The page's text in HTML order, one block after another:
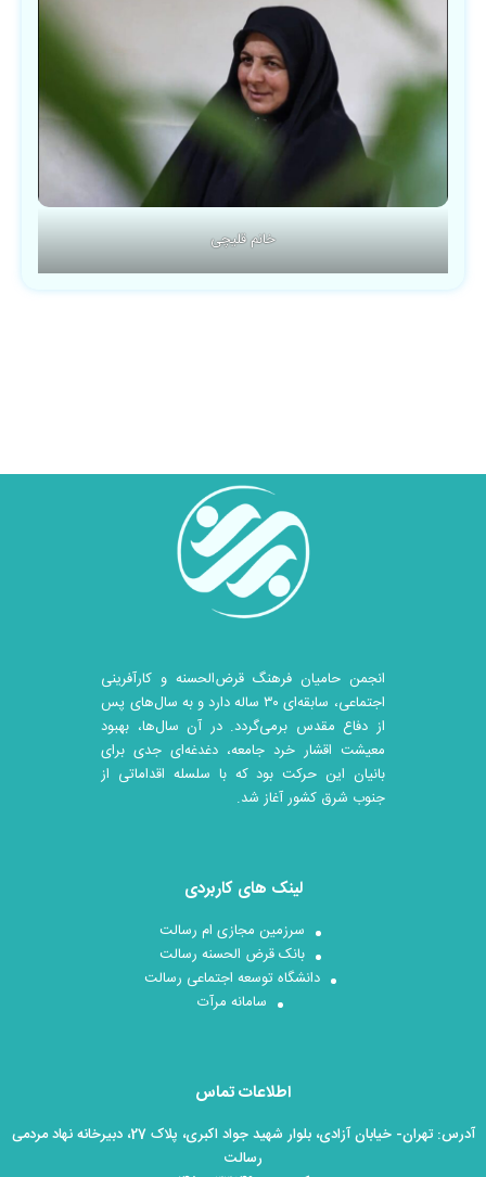
خانم قلیچی
انجمن حامیان فرهنگ قرض‌الحسنه و کارآفرینی
اجتماعی، سابقه‌ای ۳۰ ساله دارد و به سال‌های پس
از دفاع مقدس برمی‌گردد. در آن سال‎‌ها، بهبود
معیشت اقشار خرد جامعه، دغدغه‌ای جدی برای
بانیان این حرکت بود که با سلسله اقداماتی از
جنوب شرق کشور آغاز شد.
لینک های کاربردی
سرزمین مجازی ام رسالت
بانک قرض الحسنه رسالت
دانشگاه توسعه اجتماعی رسالت
سامانه مرآت
اطلاعات تماس
آدرس: تهران- خیابان آزادی، بلوار شهید جواد اکبری، پلاک 27، دبیرخانه نهاد مردمی
رسالت